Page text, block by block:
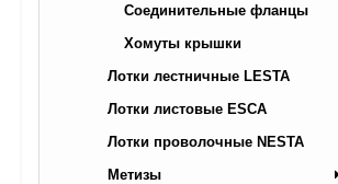
Соединительные фланцы
Хомуты крышки
Лотки лестничные LESTA
Лотки листовые ESCA
Лотки проволочные NESTA
Метизы